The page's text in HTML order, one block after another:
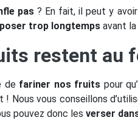
pas? En fait, il peut y avoir
trop longtemps avant la
restent au
de fariner nos fruits pour
! Nous vous conseillons
pouvez donc les verser